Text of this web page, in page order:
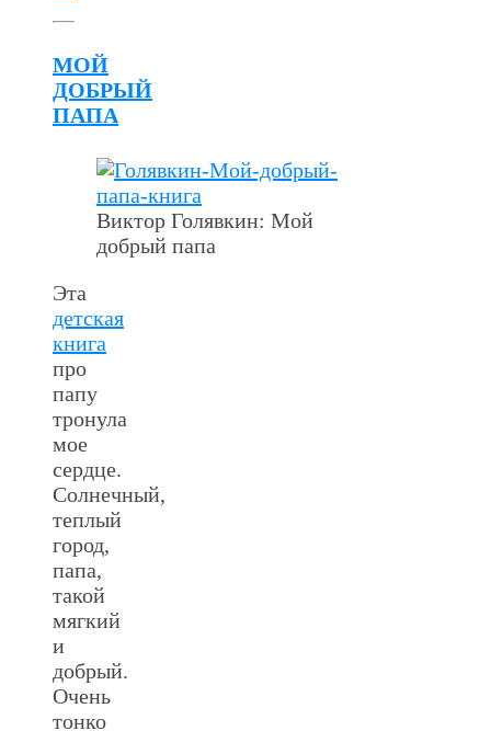
МОЙ
ДОБРЫЙ
ПАПА
Виктор Голявкин: Мой
добрый папа
Эта
детская
книга
про
папу
тронула
мое
сердце.
Солнечный,
теплый
город,
папа,
такой
мягкий
и
добрый.
Очень
тонко